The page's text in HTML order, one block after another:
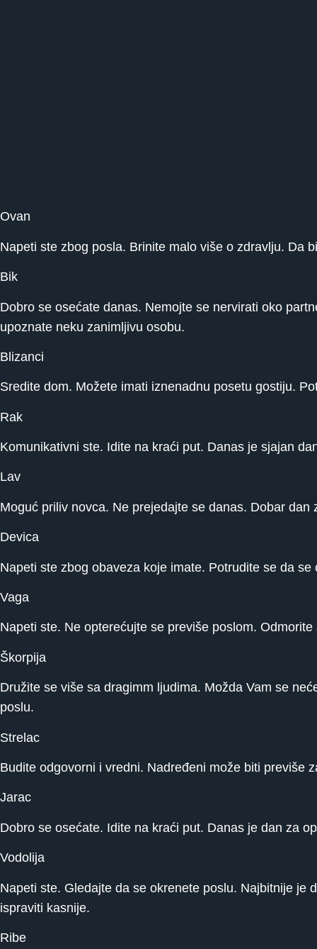
Ovan
Napeti ste zbog posla. Brinite malo više o zdravlju. Da
Bik
Dobro se osećate danas. Nemojte se nervirati oko
upoznate neku zanimljivu osobu.
Blizanci
Sredite dom. Možete imati iznenadnu posetu gostiju.
Rak
Komunikativni ste. Idite na kraći put. Danas je sjajan
Lav
Moguć priliv novca. Ne prejedajte se danas. Dobar dan
Devica
Napeti ste zbog obaveza koje imate. Potrudite se da
Vaga
Napeti ste. Ne opterećujte se previše poslom.
Škorpija
Družite se više sa dragimm ljudima. Možda Vam se
poslu.
Strelac
Budite odgovorni i vredni. Nadređeni može biti previše
Jarac
Dobro se osećate. Idite na kraći put. Danas je dan za
Vodolija
Napeti ste. Gledajte da se okrenete poslu. Najbitnije je
ispraviti kasnije.
Ribe